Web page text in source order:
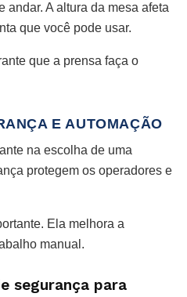
andar. A altura da mesa afeta
que você pode usar.
que a prensa faça o
E AUTOMAÇÃO
na escolha de uma
protegem os operadores e
Ela melhora a
manual.
segurança para